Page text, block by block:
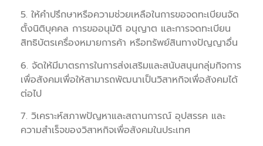
5. ให้คำปรึกษาหรือความช่วยเหลือในการขอจดทะเบียนจัด
ตั้งนิติบุคคล การขออนุมัติ อนุญาต และการจดทะเบียน
สิทธิบัตรเครื่องหมายการค้า หรือทรัพย์สินทางปัญญาอื่น
6. จัดให้มีมาตรการในการส่งเสริมและสนับสนุนกลุ่มกิจการ
เพื่อสังคมเพื่อให้สามารถพัฒนาเป็นวิสาหกิจเพื่อสังคมได้
ต่อไป
7. วิเคราะห์สภาพปัญหาและสถานการณ์ อุปสรรค และ
ความสำเร็จของวิสาหกิจเพื่อสังคมในประเทศ